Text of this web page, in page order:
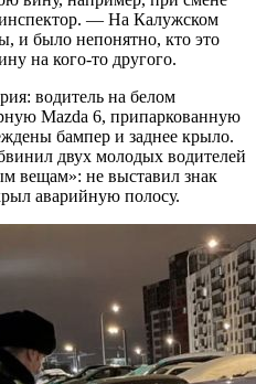
— На Калужском
и было непонятно, кто это
на кого-то другого.
водитель на белом
Mazda 6, припаркованную
бампер и заднее крыло.
двух молодых водителей
вещам»: не выставил знак
аварийную полосу.